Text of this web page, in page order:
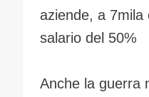
aziende, a 7mila
salario del 50%
Anche la guerra